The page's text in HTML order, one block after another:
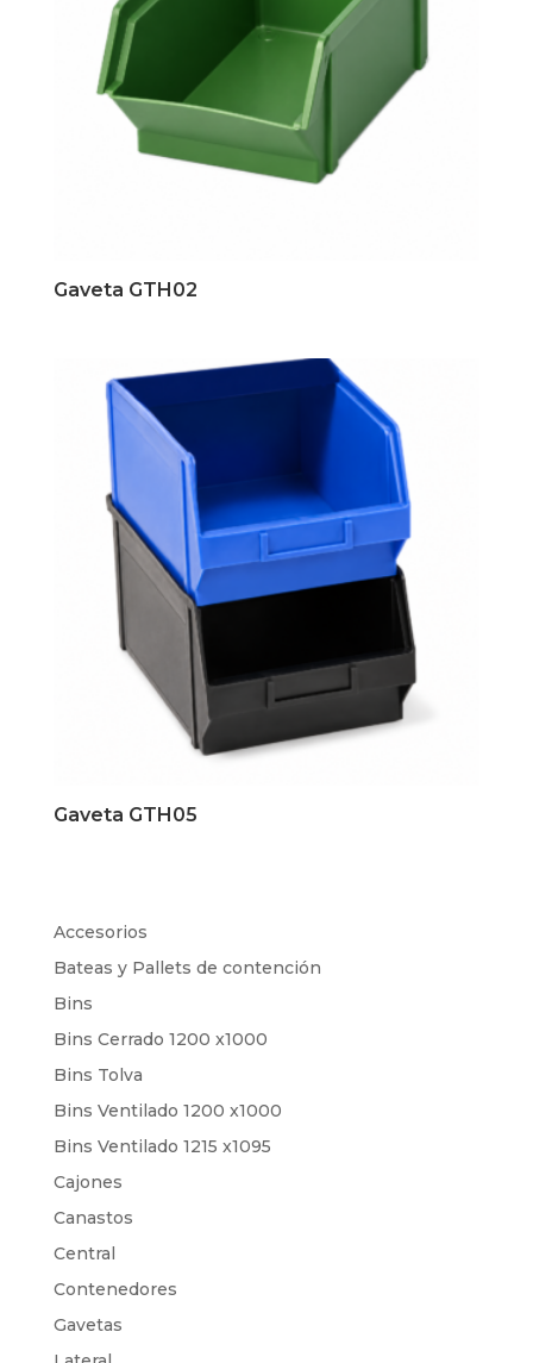
Gaveta GTH02
Gaveta GTH05
Accesorios
Bateas y Pallets de contención
Bins
Bins Cerrado 1200 x1000
Bins Tolva
Bins Ventilado 1200 x1000
Bins Ventilado 1215 x1095
Cajones
Canastos
Central
Contenedores
Gavetas